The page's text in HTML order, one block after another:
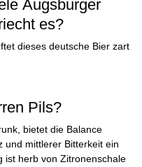
Augsburger
es?
dieses deutsche Bier zart
Pils?
bietet die Balance
und mittlerer Bitterkeit ein
ist herb von Zitronenschale